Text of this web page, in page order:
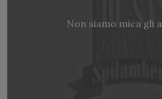
Non siamo mica gli